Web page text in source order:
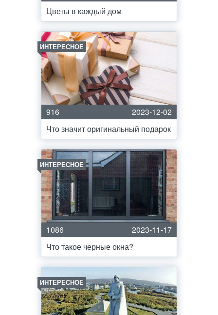
Цветы в каждый дом
ИНТЕРЕСНОЕ
916
2023-12-02
Что значит оригинальный подарок
ИНТЕРЕСНОЕ
1086
2023-11-17
Что такое черные окна?
ИНТЕРЕСНОЕ